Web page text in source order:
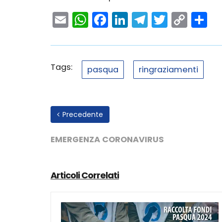
EmailWhatsApp
Facebook
LinkedIn
Telegram
Twitter
Link
Tags: pasqua ringraziamenti
Precedente
EMERGENZA CORONAVIRUS
Articoli Correlati